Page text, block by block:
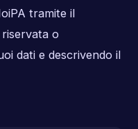
tramite il
o
dati e descrivendo il